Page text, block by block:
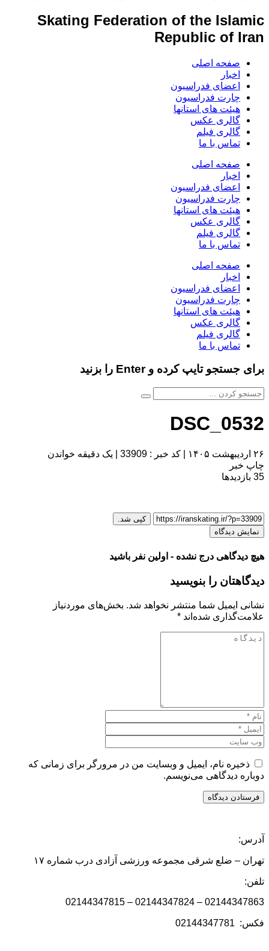
Skating Federation of the Islamic
Republic of Iran
صفحه اصلی
اخبار
اعضای فدراسیون
چارت فدراسیون
هیئت های استانها
گالری عکس
گالری فیلم
تماس با ما
صفحه اصلی
اخبار
اعضای فدراسیون
چارت فدراسیون
هیئت های استانها
گالری عکس
گالری فیلم
تماس با ما
صفحه اصلی
اخبار
اعضای فدراسیون
چارت فدراسیون
هیئت های استانها
گالری عکس
گالری فیلم
تماس با ما
برای جستجو تایپ کرده و Enter را بزنید
DSC_0532
۲۶ اردیبهشت ۱۴۰۵ کد خبر : 33909
یک دقیقه خواندن
چاپ خبر
35 بازدیدها
کپی شد.
نمایش دیدگاه
هیچ دیدگاهی درج نشده - اولین نفر باشید
دیدگاهتان را بنویسید
نشانی ایمیل شما منتشر نخواهد شد. بخش‌های موردنیاز
علامت‌گذاری شده‌اند *
ذخیره نام، ایمیل و وبسایت من در مرورگر برای زمانی که
دوباره دیدگاهی می‌نویسم.
آدرس:
تهران – ضلع شرقی مجموعه ورزشی آزادی درب شماره ۱۷
تلفن:
02144347863 – 02144347824 – 02144347815
فکس: 02144347781